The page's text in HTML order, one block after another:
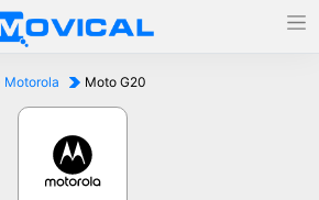
Motorola Moto G20